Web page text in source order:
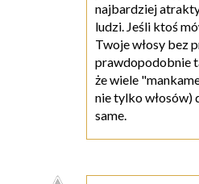
najbardziej
ludzi. Jeśli ktoś
Twoje włosy bez
prawdopodobnie
że wiele
nie tylko włosów)
same.